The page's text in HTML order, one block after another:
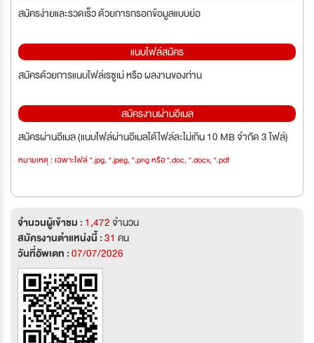
สมัครง่ายและรวดเร็ว ด้วยการกรอกข้อมูลแบบย่อ
แนบไฟล์สมัคร
สมัครด้วยการแนบไฟล์เรซูเม่ หรือ ผลงานของท่าน
สมัครงานผ่านอีเมล
สมัครผ่านอีเมล (แนบไฟล์ผ่านอีเมลได้ไฟล์ละไม่เกิน 10 MB จำกัด 3 ไฟล์)
หมายเหตุ : เฉพาะไฟล์ *.jpg, *.jpeg, *.png หรือ *.doc, *.docx, *.pdf
จำนวนผู้เข้าชม : 1,472จำนวน
สมัครงานตำแหน่งนี้ :31 คน
วันที่อัพเดท :07/07/2026